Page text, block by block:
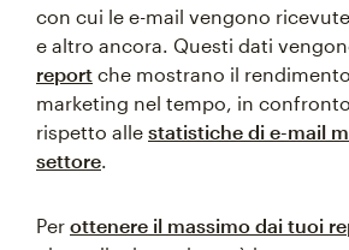
con cui le e-mail vengono
e altro ancora. Questi dati
report che mostrano il
marketing nel tempo, in
rispetto alle statistiche di e-mail
settore.
Per ottenere il massimo dai tuoi